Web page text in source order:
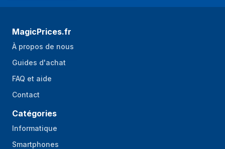
MagicPrices.fr
À propos de nous
Guides d'achat
FAQ et aide
Contact
Catégories
Informatique
Smartphones